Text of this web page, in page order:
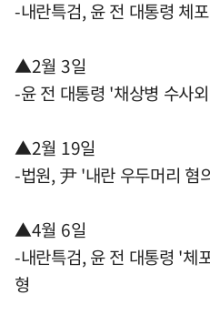
-내란특검, 윤 전 대통령 체
▲2월 3일
-윤 전 대통령 '채상병 수사
▲2월 19일
-법원, 尹 '내란 우두머리 혐
▲4월 6일
-내란특검, 윤 전 대통령 '체
형